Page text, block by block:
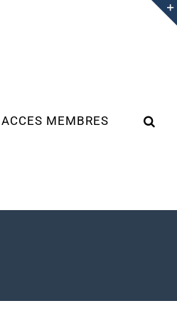
ACCES MEMBRES